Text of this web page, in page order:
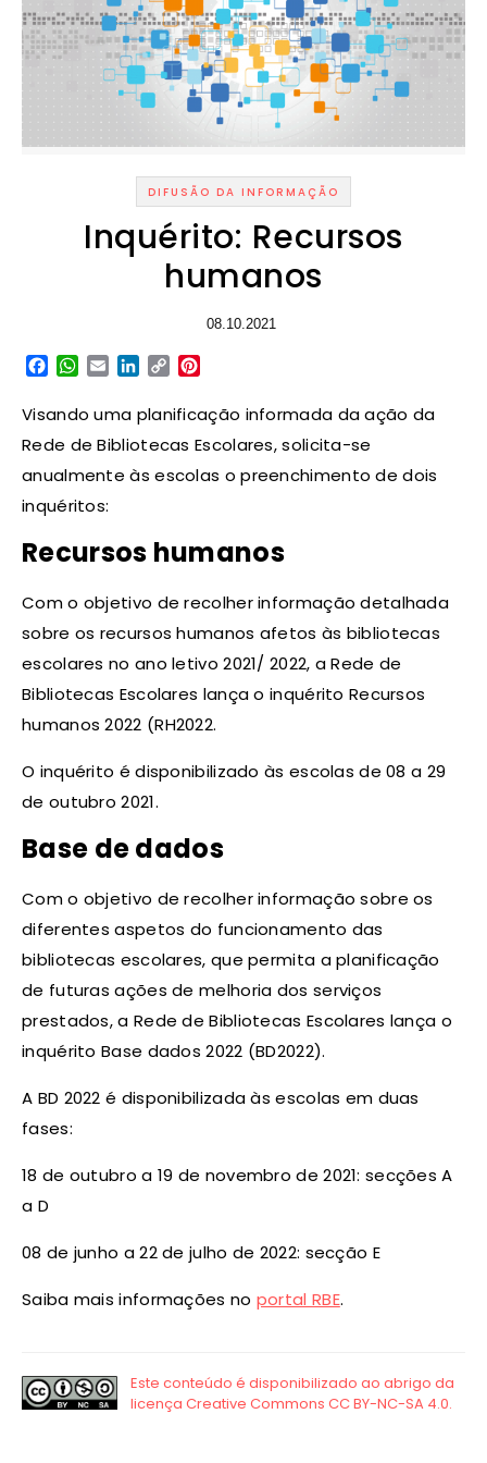
DIFUSÃO DA INFORMAÇÃO
Inquérito: Recursos
humanos
08.10.2021
Facebook
WhatsApp
EmailLinkedIn
Copy
Visando uma planificação informada da ação da
Rede de Bibliotecas Escolares, solicita-se
anualmente às escolas o preenchimento de dois
inquéritos:
Recursos humanos
Com o objetivo de recolher informação detalhada
sobre os recursos humanos afetos às bibliotecas
escolares no ano letivo 2021/ 2022, a Rede de
Bibliotecas Escolares lança o inquérito Recursos
humanos 2022 (RH2022.
O inquérito é disponibilizado às escolas de 08 a 29
de outubro 2021.
Base de dados
Com o objetivo de recolher informação sobre os
diferentes aspetos do funcionamento das
bibliotecas escolares, que permita a planificação
de futuras ações de melhoria dos serviços
prestados, a Rede de Bibliotecas Escolares lança o
inquérito Base dados 2022 (BD2022).
A BD 2022 é disponibilizada às escolas em duas
fases:
18 de outubro a 19 de novembro de 2021: secções A
a D
08 de junho a 22 de julho de 2022: secção E
Saiba mais informações no portal RBE.